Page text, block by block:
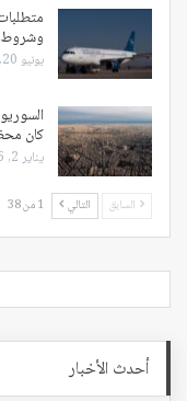
وشروط
يونيو 20, 2025
كان
يناير 2, 2025
السابق التالي 1 من 38
أحدث الأخبار